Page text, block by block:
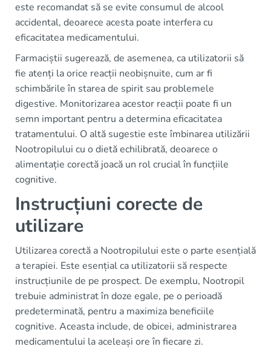
este recomandat să se evite consumul de alcool
accidental, deoarece acesta poate interfera cu
eficacitatea medicamentului.
Farmaciștii sugerează, de asemenea, ca utilizatorii să
fie atenți la orice reacții neobișnuite, cum ar fi
schimbările în starea de spirit sau problemele
digestive. Monitorizarea acestor reacții poate fi un
semn important pentru a determina eficacitatea
tratamentului. O altă sugestie este îmbinarea utilizării
Nootropilului cu o dietă echilibrată, deoarece o
alimentație corectă joacă un rol crucial în funcțiile
cognitive.
Instrucțiuni corecte de
utilizare
Utilizarea corectă a Nootropilului este o parte esențială
a terapiei. Este esențial ca utilizatorii să respecte
instrucțiunile de pe prospect. De exemplu, Nootropil
trebuie administrat în doze egale, pe o perioadă
predeterminată, pentru a maximiza beneficiile
cognitive. Aceasta include, de obicei, administrarea
medicamentului la aceleași ore în fiecare zi.